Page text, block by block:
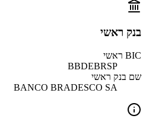
בנק ראשי
BIC ראשי
BBDEBRSP
שם בנק ראשי
BANCO BRADESCO SA